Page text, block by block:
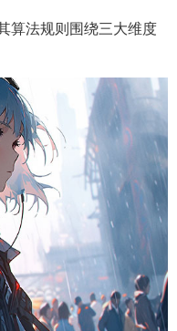
算法规则围绕三大维度